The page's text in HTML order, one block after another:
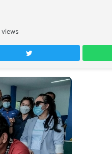
views